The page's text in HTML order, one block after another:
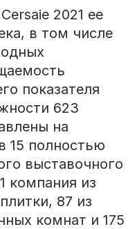
2021 ее
в том числе
показателя
623
на
15 полностью
выставочного
компания из
87 из
комнат и 175